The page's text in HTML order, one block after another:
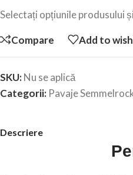
Selectați opțiunile produsului
Compare Add to
SKU:Nu se aplică
Categorii: Pavaje
Descriere